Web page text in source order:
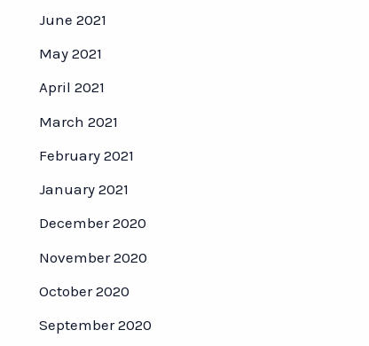
June 2021
May 2021
April 2021
March 2021
February 2021
January 2021
December 2020
November 2020
October 2020
September 2020